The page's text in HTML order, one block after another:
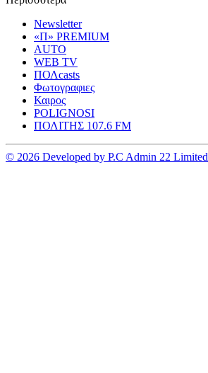
Newsletter
«Π» PREMIUM
AUTO
WEB TV
ΠΟΛcasts
Φωτογραφιες
Καιρος
POLIGNOSI
ΠΟΛΙΤΗΣ 107.6 FM
© 2026 Developed by P.C Admin 22 Limited